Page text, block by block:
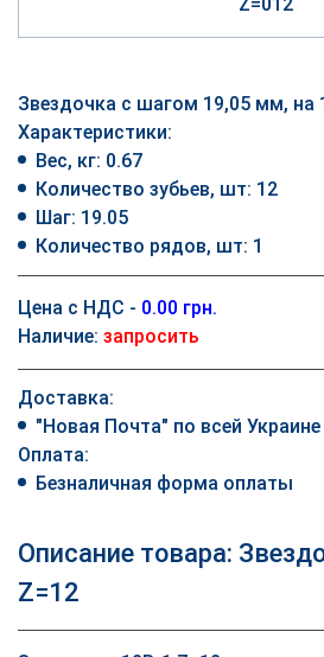
Звездочка с шагом 19,05 мм, на
Характеристики:
Вес, кг: 0.67
Количество зубьев, шт: 12
Шаг: 19.05
Количество рядов, шт: 1
Цена с НДС - 0.00 грн.
Наличие: запросить
Доставка:
"Новая Почта" по всей Украине
Оплата:
Безналичная форма оплаты
Описание товара:
Z=12